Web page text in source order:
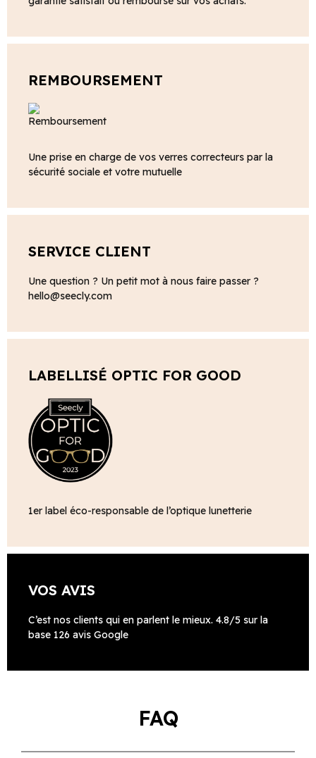
REMBOURSEMENT
Une prise en charge de vos verres correcteurs par la
sécurité sociale et votre mutuelle
SERVICE CLIENT
Une question ? Un petit mot à nous faire passer ?
hello@seecly.com
LABELLISÉ OPTIC FOR GOOD
1er label éco-responsable de l’optique lunetterie
VOS AVIS
C’est nos clients qui en parlent le mieux. 4.8/5 sur la
base 126 avis Google
FAQ